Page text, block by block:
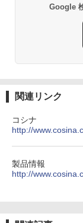
Google
関連リンク
コシナ
http://
製品情報
http://